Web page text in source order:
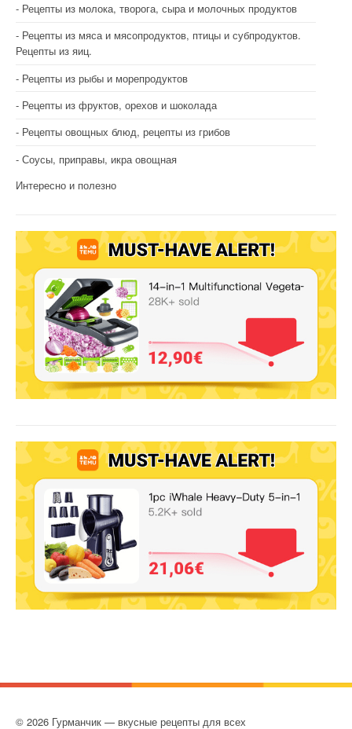
Рецепты из молока, творога, сыра и молочных продуктов
Рецепты из мяса и мясопродуктов, птицы и субпродуктов.
Рецепты из яиц.
Рецепты из рыбы и морепродуктов
Рецепты из фруктов, орехов и шоколада
Рецепты овощных блюд, рецепты из грибов
Соусы, приправы, икра овощная
Интересно и полезно
© 2026 Гурманчик — вкусные рецепты для всех